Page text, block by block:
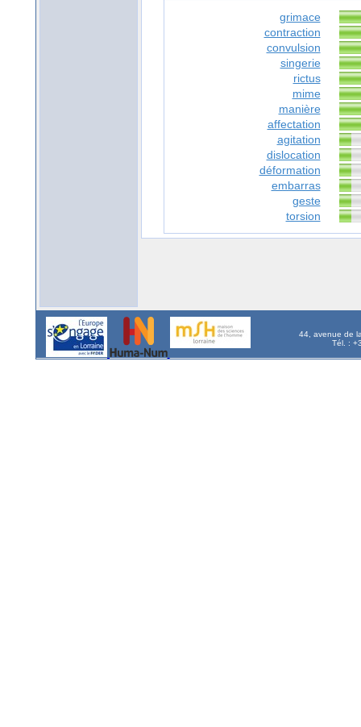
grimace
contraction
convulsion
singerie
rictus
mime
manière
affectation
agitation
dislocation
déformation
embarras
geste
torsion
44, avenue de
Tél. :